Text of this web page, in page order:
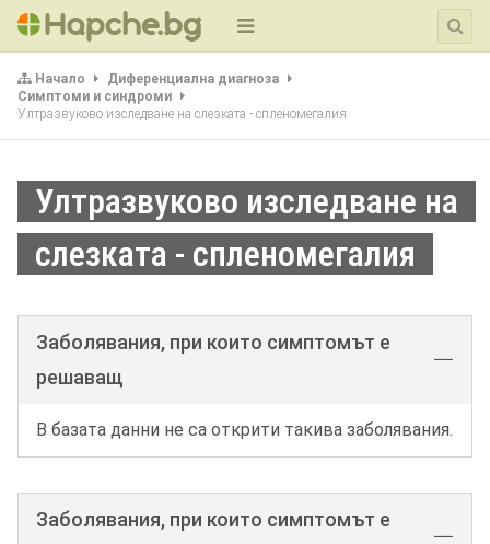
Начало
Диференциална диагноза
Симптоми и синдроми
Ултразвуково изследване на слезката - спленомегалия
Ултразвуково изследване на
слезката - спленомегалия
Заболявания, при които симптомът е
решаващ
В базата данни не са открити такива заболявания.
Заболявания, при които симптомът е